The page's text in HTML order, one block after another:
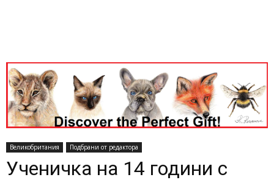
Великобритания Подбрани от редактора
Ученичка на 14 години с